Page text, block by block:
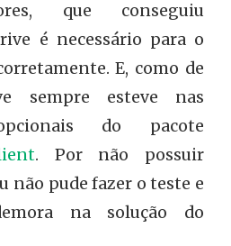
que conseguiu
é necessário para o
E, como de
sempre esteve nas
do pacote
. Por não possuir
não pude fazer o teste e
na solução do